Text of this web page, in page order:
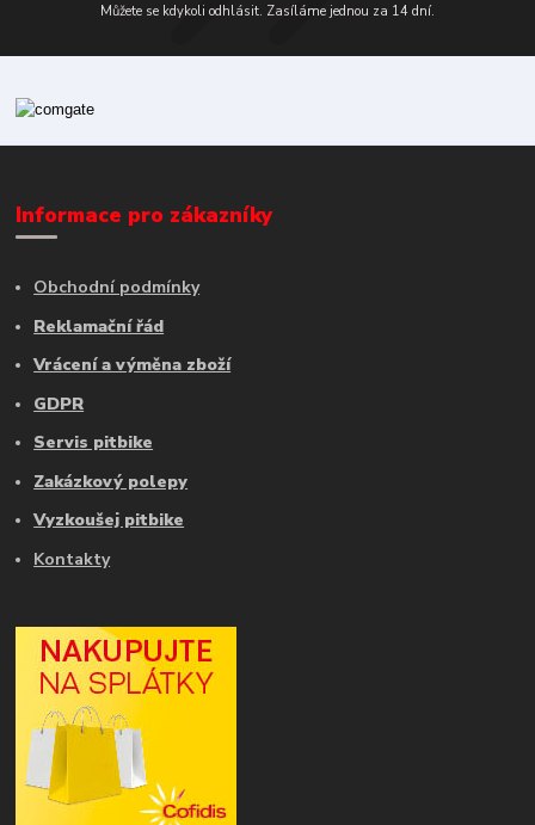
Můžete se kdykoli odhlásit. Zasíláme jednou za 14 dní.
Informace pro zákazníky
Obchodní podmínky
Reklamační řád
Vrácení a výměna zboží
GDPR
Servis pitbike
Zakázkový polepy
Vyzkoušej pitbike
Kontakty